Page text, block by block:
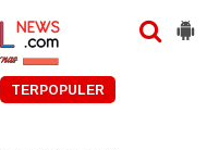
TERPOPULER